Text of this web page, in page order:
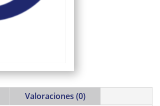
Valoraciones (0)